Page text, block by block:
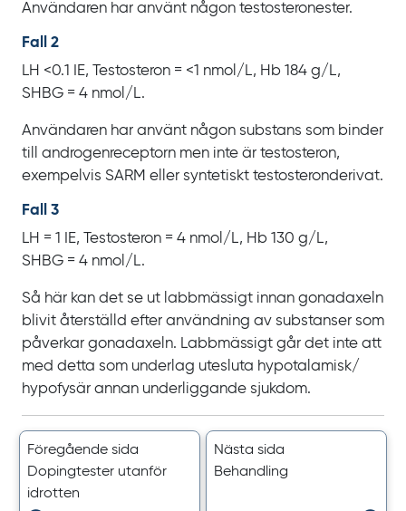
Användaren har använt någon testosteronester.
Fall 2
LH <0.1 IE, Testosteron = <1 nmol/L, Hb 184 g/L,
SHBG = 4 nmol/L.
Användaren har använt någon substans som binder
till androgenreceptorn men inte är testosteron,
exempelvis SARM eller syntetiskt testosteronderivat.
Fall 3
LH = 1 IE, Testosteron = 4 nmol/L, Hb 130 g/L,
SHBG = 4 nmol/L.
Så här kan det se ut labbmässigt innan gonadaxeln
blivit återställd efter användning av substanser som
påverkar gonadaxeln. Labbmässigt går det inte att
med detta som underlag utesluta hypotalamisk/‌
hypofysär annan underliggande sjukdom.
Föregående sida
Dopingtester utanför
idrotten
Nästa sida
Behandling